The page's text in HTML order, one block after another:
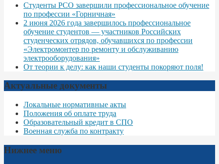
Студенты РСО завершили профессиональное обучение
по профессии «Горничная»
2 июня 2026 года завершилось профессиональное
обучение студентов — участников Российских
студенческих отрядов, обучавшихся по профессии
«Электромонтер по ремонту и обслуживанию
электрооборудования»
От теории к делу: как наши студенты покоряют поля!
Актуальные документы
Локальные нормативные акты
Положения об оплате труда
Образовательный кредит в СПО
Военная служба по контракту
Нижнее меню